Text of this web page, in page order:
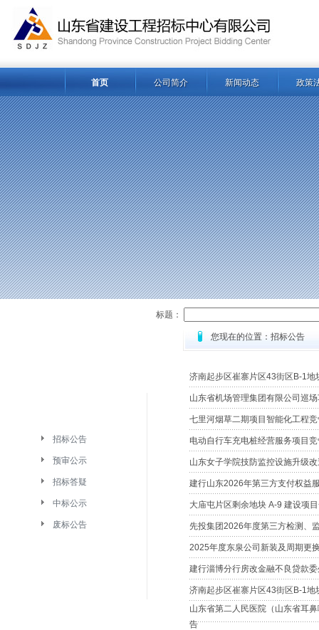
首页 公司简介 新闻动态 政策
标题：
招标公告
预审公示
招标答疑
中标公示
废标公告
您现在的位置：招标公告
济南起步区崔寨片区43街区B-1
山东省机场管理集团有限公司巡
七里河烟草二期项目智能化工程
电动自行车充电桩经营服务项目
山东女子学院技防监控设施升级
建行山东2026年第三方支付权益
大庙屯片区剩余地块 A-9 建设项
先投集团2026年度第三方检测、
2025年度东泉公司新装及周期更
建行淄博分行房改金融不良贷款
济南起步区崔寨片区43街区B-1
山东省第二人民医院（山东省耳
告